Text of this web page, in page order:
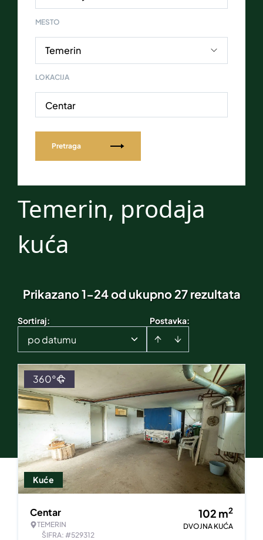
MESTO
LOKACIJA
Centar
Pretraga
Temerin, prodaja
kuća
Prikazano 1-24 od ukupno 27 rezultata
Postavka:
Sortiraj:
po datumu
Kuće
360°
Centar
TEMERIN
ŠIFRA: #529312
102 m2
DVOJNA KUĆA